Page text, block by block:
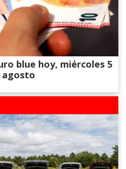
blue hoy, miércoles 5
agosto